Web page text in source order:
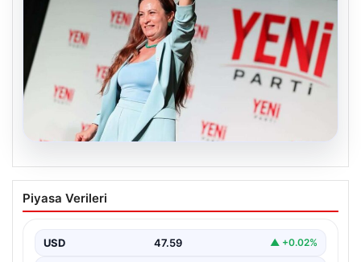
Yeni Parti Manisa İl Başkanı İlksen
Özalper Rüşvet Soruşturması
Manisa'da devam eden rüşvet soruşturması önemli bir
Piyasa Verileri
USD 47.59 ▲ +0.02%